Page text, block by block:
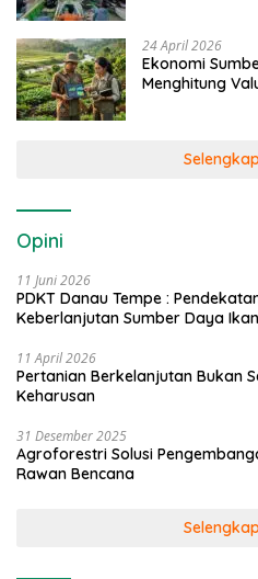
24 April 2026
Ekonomi
Menghitung
Opini
11 Juni 2026
PDKT Danau Tempe :
Keberlanjutan Sumber Daya Ikan
11 April 2026
Pertanian Berkelanjutan Bukan
Keharusan
31 Desember 2025
Agroforestri Solusi
Rawan Bencana